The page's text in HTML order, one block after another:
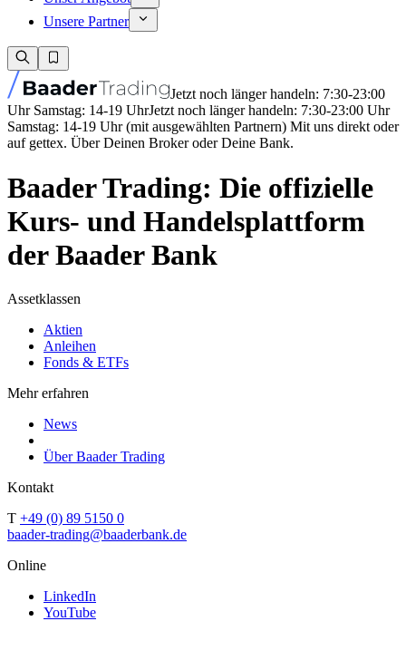
Unsere Partner
Jetzt noch länger handeln: 7:30-23:00
Uhr Samstag: 14-19 UhrJetzt noch länger handeln: 7:30-23:00 Uhr
Samstag: 14-19 Uhr (mit ausgewählten Partnern) Mit uns direkt oder
auf gettex. Über Deinen Broker oder Deine Bank.
Baader Trading: Die offizielle
Kurs- und Handelsplattform
der Baader Bank
Assetklassen
Aktien
Anleihen
Fonds & ETFs
Mehr erfahren
News
Über Baader Trading
Kontakt
T +49 (0) 89 5150 0
baader-trading@baaderbank.de
Online
LinkedIn
YouTube